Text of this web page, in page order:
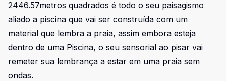
2446.57metros quadrados é todo o seu paisagismo
aliado a piscina que vai ser construída com um
material que lembra a praia, assim embora esteja
dentro de uma Piscina, o seu sensorial ao pisar vai
remeter sua lembrança a estar em uma praia sem
ondas.